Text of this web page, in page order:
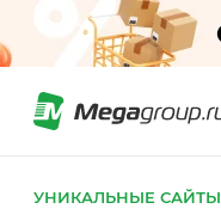
УНИКАЛЬНЫЕ САЙТЫ